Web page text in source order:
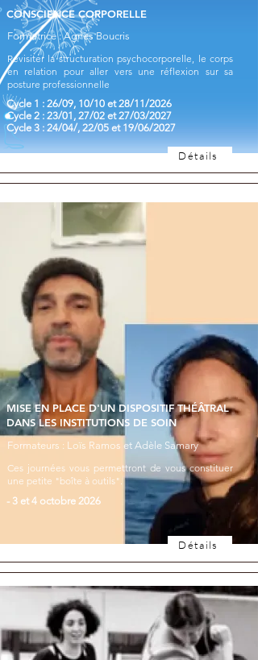
CONSCIENCE CORPORELLE
Formatrice : Agnès Boucris
Revisiter la structuration psychocorporelle, le corps
en relation pour aller vers une réflexion sur sa
posture professionnelle
Cycle 1 : 26/09, 10/10 et 28/11/2026
Cycle 2 : 23/01, 27/02 et 27/03/2027
Cycle 3 : 24/04/, 22/05 et 19/06/2027
Détails
MISE EN PLACE D'UN DISPOSITIF THÉÂTRAL
DANS LES INSTITUTIONS DE SOIN
Formateurs : Loïs Ramos et Adèle Samary
Ces journées vous permettront de vous constituer
une petite "boîte à outils".
​- 3 et 4 octobre 2026
Détails